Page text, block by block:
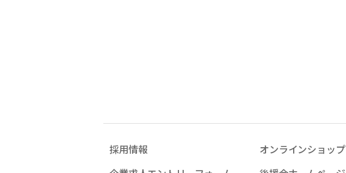
採用情報 オンラインショップ